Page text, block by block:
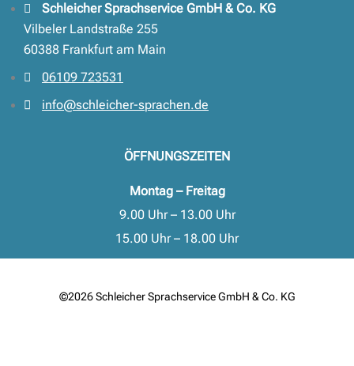
Schleicher Sprachservice GmbH & Co. KG
Vilbeler Landstraße 255
60388 Frankfurt am Main
06109 723531
info@schleicher-sprachen.de
ÖFFNUNGSZEITEN
Montag – Freitag
9.00 Uhr – 13.00 Uhr
15.00 Uhr – 18.00 Uhr
©2026 Schleicher Sprachservice GmbH & Co. KG